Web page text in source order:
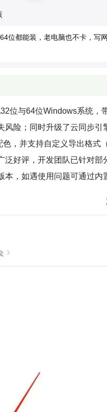
位都能装，老电脑也不卡，写网
位与64位Windows系统，
险；同时升级了云同步引
，并支持自定义导出格式
好评，开发团队已针对
，如遇使用问题可通过内